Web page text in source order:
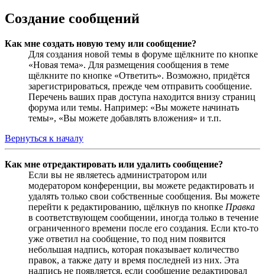
Создание сообщений
Как мне создать новую тему или сообщение?
Для создания новой темы в форуме щёлкните по кнопке
«Новая тема». Для размещения сообщения в теме
щёлкните по кнопке «Ответить». Возможно, придётся
зарегистрироваться, прежде чем отправить сообщение.
Перечень ваших прав доступа находится внизу страниц
форума или темы. Например: «Вы можете начинать
темы», «Вы можете добавлять вложения» и т.п.
Вернуться к началу
Как мне отредактировать или удалить сообщение?
Если вы не являетесь администратором или
модератором конференции, вы можете редактировать и
удалять только свои собственные сообщения. Вы можете
перейти к редактированию, щёлкнув по кнопке Правка
в соответствующем сообщении, иногда только в течение
ограниченного времени после его создания. Если кто-то
уже ответил на сообщение, то под ним появится
небольшая надпись, которая показывает количество
правок, а также дату и время последней из них. Эта
надпись не появляется, если сообщение редактировал